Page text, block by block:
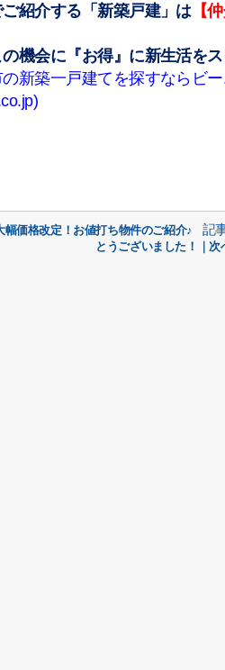
紹介する「新築戸建」は 【
機会に『お得』に新生活を
新築一戸建てを探すならビ
価格改定！お値打ち物件のご紹介♪ 記
とうございました！｜